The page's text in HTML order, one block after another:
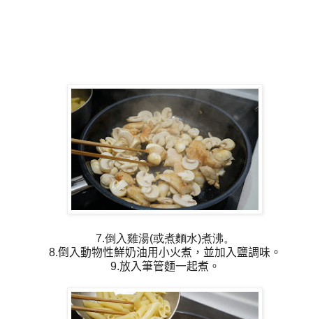
7.倒入雞湯(或煮麵水)煮沸。
8.倒入動物性鮮奶油用小火煮，並加入鹽調味。
9.放入筆管麵一起煮。